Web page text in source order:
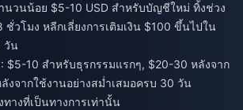
ำนวนน้อย $5-10 USD สำหรับบัญชีใหม่ ทิ้งช่วง
วโมง หลีกเลี่ยงการเติมเงิน $100 ขึ้นไปใน
วัน
$5-10 สำหรับธุรกรรมแรกๆ, $20-30 หลังจาก
งจากใช้งานอย่างสม่ำเสมอครบ 30 วัน
างที่เป็นทางการเท่านั้น